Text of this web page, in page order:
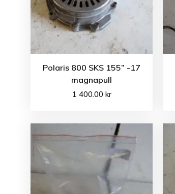
Polaris 800 SKS 155” -17
magnapull
1 400.00 kr